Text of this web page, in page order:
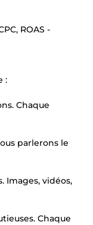
ROAS -
:
Chaque
parlerons le
Images, vidéos,
Chaque